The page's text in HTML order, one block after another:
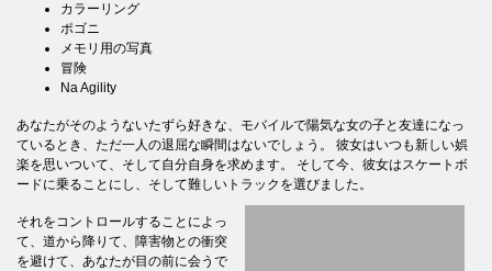
カラーリング
ポゴニ
メモリ用の写真
冒険
Na Agility
あなたがそのようないたずら好きな、モバイルで陽気な女の子と友達になっ
ているとき、ただ一人の退屈な瞬間はないでしょう。 彼女はいつも新しい娯
楽を思いついて、そして自分自身を求めます。 そして今、彼女はスケートボ
ードに乗ることにし、そして難しいトラックを選びました。
それをコントロールすることによっ
て、道から降りて、障害物との衝突
を避けて、あなたが目の前に会うで